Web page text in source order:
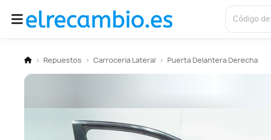
Repuestos Carroceria Lateral Puerta Delantera Derecha